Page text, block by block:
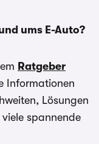
ums E-Auto?
Ratgeber
Informationen
Lösungen
spannende